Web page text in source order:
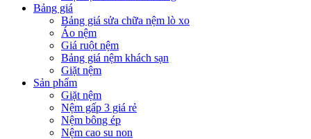
Bảng giá
Bảng giá sửa chữa nệm lò xo
Áo nệm
Giá ruột nệm
Bảng giá nệm khách sạn
Giặt nệm
Sản phẩm
Giặt nệm
Nệm gấp 3 giá rẻ
Nệm bông ép
Nệm cao su non